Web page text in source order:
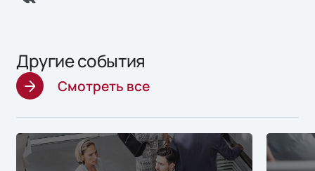
Другие события
Смотреть все